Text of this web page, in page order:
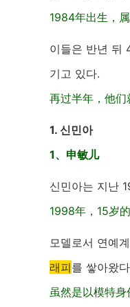
1984年出生，
이들은 반년 뒤
기고 있다.
再过半年，他们
1. 신민아
1、申敏儿
신민아는 지난
1998年，15岁
모델로서 연예
래피를 쌓아왔
虽然是以模特身